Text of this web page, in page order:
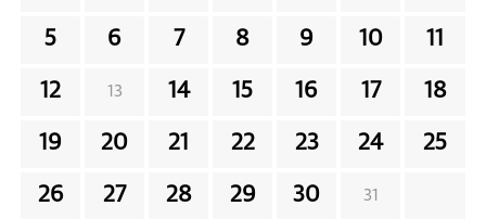
5 6 7 8 9 10 11
12 13 14 15 16 17 18
19 20 21 22 23 24 25
26 27 28 29 30 31